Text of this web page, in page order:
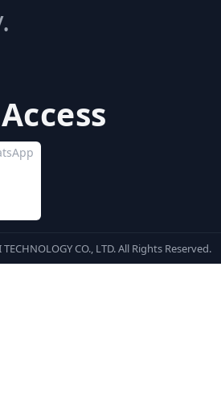
CO., LTD. All Rights Reserved.